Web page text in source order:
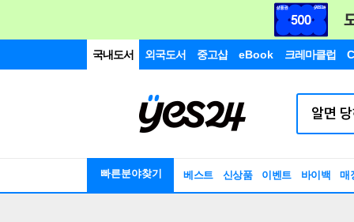
국내도서 외국도서 중고샵 eBook 크레마클럽
빠른분야찾기 베스트 신상품 이벤트 바이백 매